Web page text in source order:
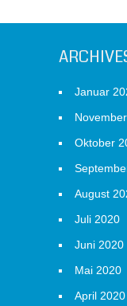
Januar
Oktober
August
Juli 2020
Juni 2020
Mai 2020
April 2020